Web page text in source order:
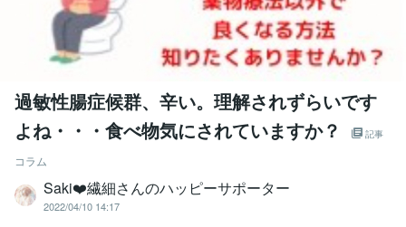
過敏性腸症候群、辛い。理解されずらいです
よね・・・食べ物気にされていますか？
記事
コラム
Saki❤️繊細さんのハッピーサポーター
2022/04/10 14:17